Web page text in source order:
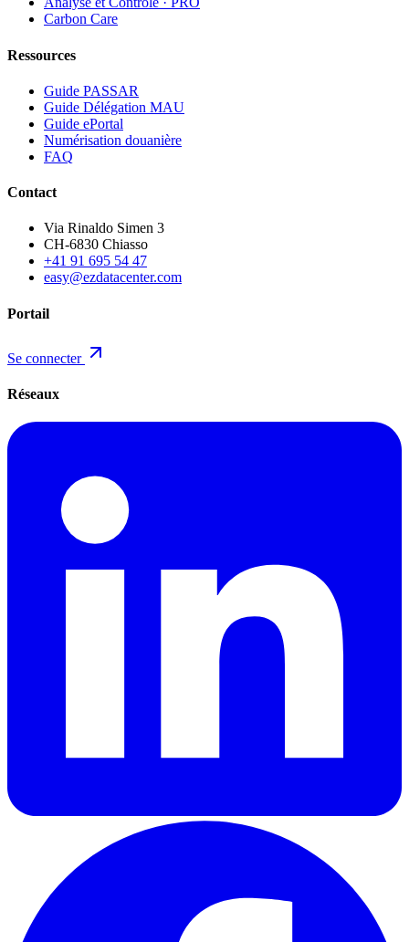
Carbon Care
Ressources
Guide PASSAR
Guide Délégation MAU
Guide ePortal
Numérisation douanière
FAQ
Contact
Via Rinaldo Simen 3
CH-6830 Chiasso
+41 91 695 54 47
easy@ezdatacenter.com
Portail
Se connecter
Réseaux